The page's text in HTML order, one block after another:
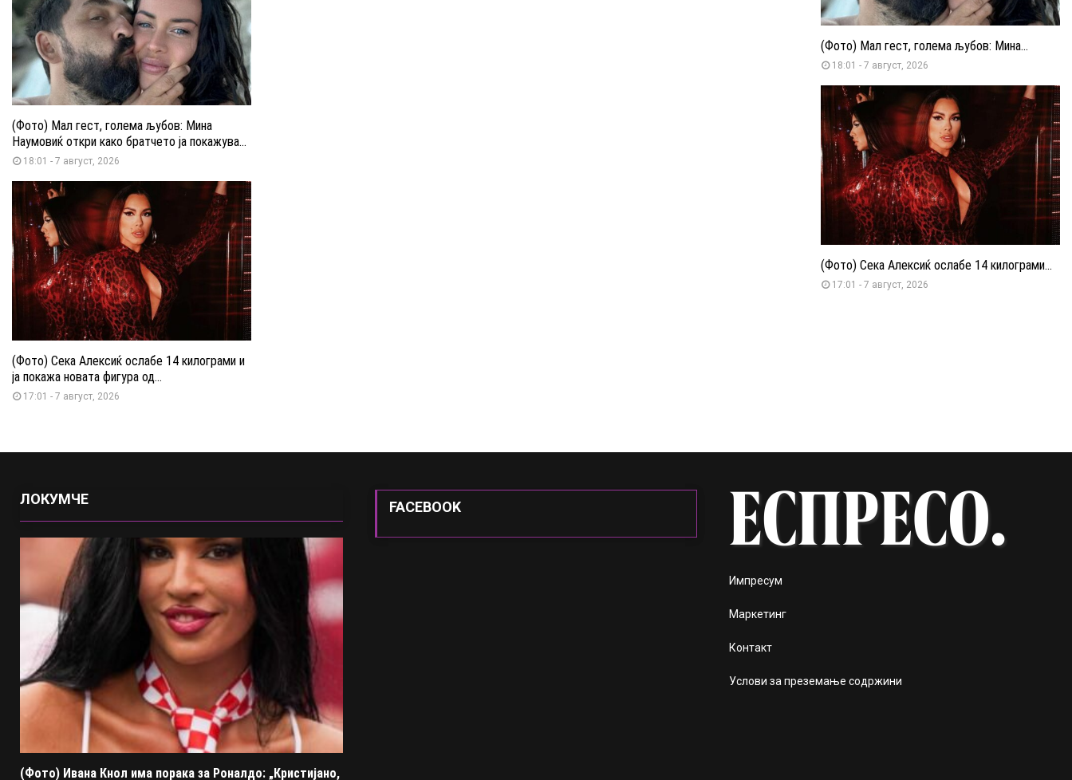
(Фото) Мал гест, голема љубов: Мина
Наумовиќ откри како братчето ја покажува...
18:01 - 7 август, 2026
(Фото) Сека Алексиќ ослабе 14 килограми и
ја покажа новата фигура од...
17:01 - 7 август, 2026
(Фото) Мал гест, голема љубов: Мина...
18:01 - 7 август, 2026
(Фото) Сека Алексиќ ослабе 14 килограми...
17:01 - 7 август, 2026
ЛОКУМЧЕ
(Фото) Ивана Кнол има порака за Роналдо: „Кристијано,
FACEBOOK
Импресум
Маркетинг
Контакт
Услови за преземање содржини